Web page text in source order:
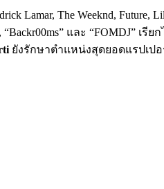
The Weeknd, Future,
“Backr00ms” และ
ยังรักษาตำแหน่งสุดยอดแรปเป